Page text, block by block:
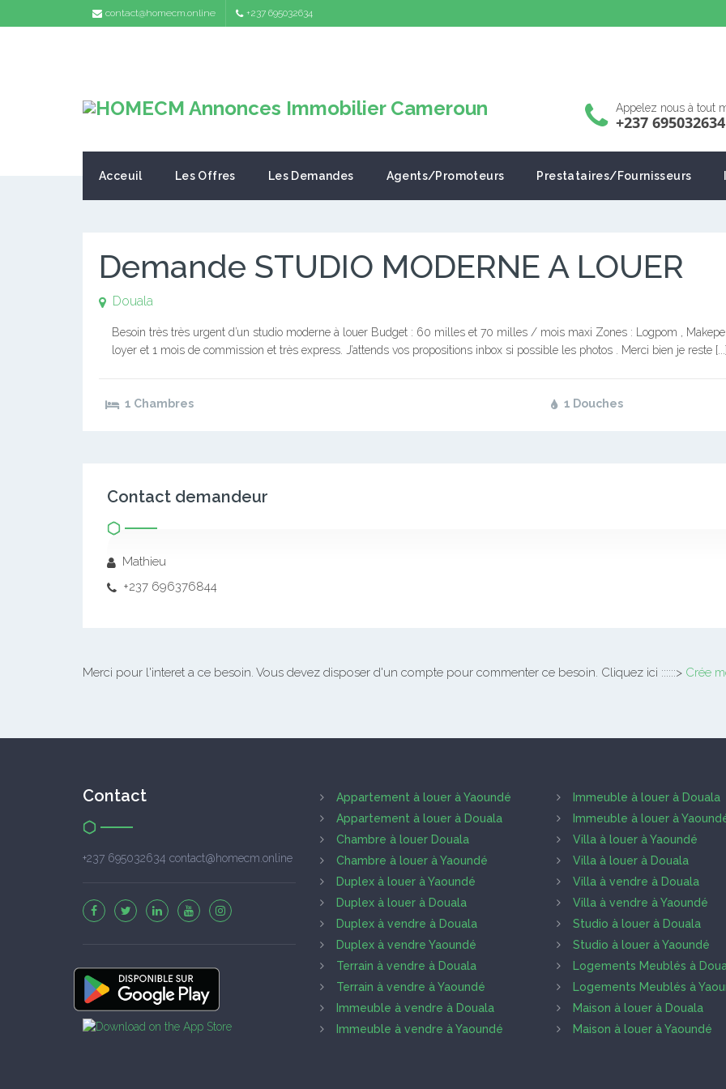
contact@homecm.online +237 695032634
Appelez nous à tout
+237 695032634
Acceuil Les Offres Les Demandes Agents/Promoteurs Prestataires/Fournisseurs
Demande STUDIO MODERNE A LOUER
Douala
Besoin très très urgent d’un studio moderne à louer Budget : 60 milles et 70 milles / mois maxi Zones : Logpom ,
loyer et 1 mois de commission et très express. J’attends vos propositions inbox si possible les photos . Merci bien je reste [...]
1 Chambres 1 Douches
Contact demandeur
Mathieu
+237 696376844
Merci pour l'interet a ce besoin. Vous devez disposer d'un compte pour commenter ce besoin. Cliquez ici ::::::> Crée
Contact
+237 695032634 contact@homecm.online
Appartement à louer à Yaoundé
Appartement à louer à Douala
Chambre à louer Douala
Chambre à louer à Yaoundé
Duplex à louer à Yaoundé
Duplex à louer à Douala
Duplex à vendre à Douala
Duplex à vendre Yaoundé
Terrain à vendre à Douala
Terrain à vendre à Yaoundé
Immeuble à vendre à Douala
Immeuble à vendre à Yaoundé
Immeuble à louer à Douala
Immeuble à louer à
Villa à louer à Yaoundé
Villa à louer à Douala
Villa à vendre à Douala
Villa à vendre à Yaoundé
Studio à louer à Douala
Studio à louer à Yaoundé
Logements Meublés à
Logements Meublés à
Maison à louer à Douala
Maison à louer à Yaoundé